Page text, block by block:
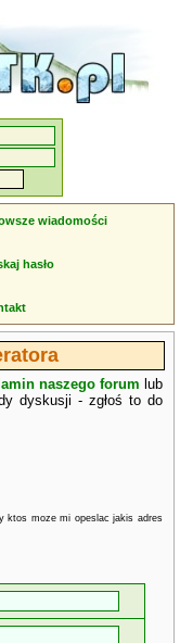
wiadomości
hasło
naszego forum lub
dyskusji - zgłoś to do
ktos moze mi opeslac jakis adres